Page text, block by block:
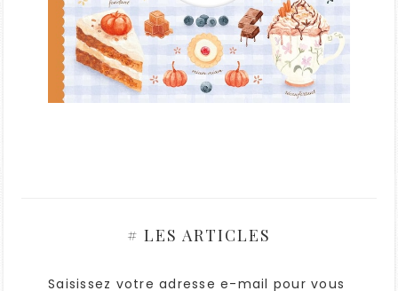
# LES ARTICLES
Saisissez votre adresse e-mail pour vous